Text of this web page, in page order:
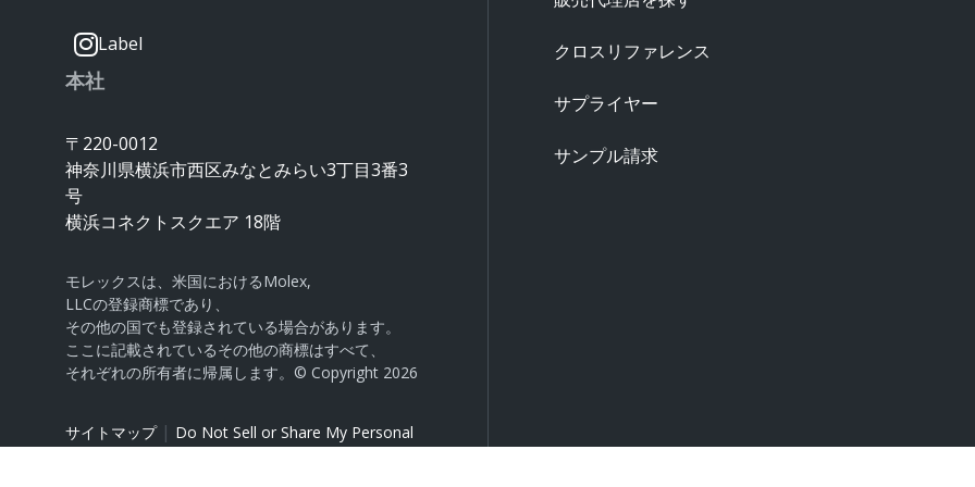
Label
本社
〒220-0012
神奈川県横浜市西区みなとみらい3丁目3番3
号
横浜コネクトスクエア 18階
モレックスは、米国におけるMolex,
LLCの登録商標であり、
その他の国でも登録されている場合があります。
ここに記載されているその他の商標はすべて、
それぞれの所有者に帰属します。© Copyright 2026
サイトマップ| Do Not Sell or Share My Personal
クロスリファレンス
サプライヤー
サンプル請求